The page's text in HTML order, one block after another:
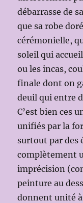
débarrasse de
que sa robe
cérémonielle,
soleil qui
ou les incas,
finale dont on
deuil qui entre
C’est bien ces
unifiés par la
surtout par des
complètement
imprécision
peinture au
donnent unité